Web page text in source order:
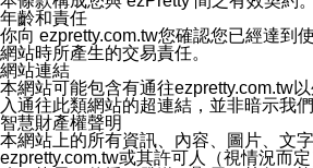
3.點選「提供使用資料」
4.點選「LINE通知型訊息」
5.開關「接收LINE通知型訊息」
❗️關閉「接收通知型訊息」後，將不
年齡和責任
你向 ezpretty.com.tw您確認您已經達到
網站時所產生的交易責任。
網站連結
本網站可能包含有通往ezpretty.com.tw
入通往此類網站的超連結，並非暗示我
智慧財產權聲明
本網站上的所有資訊、內容、圖片、文
ezpretty.com.tw或其許可人（視情況而